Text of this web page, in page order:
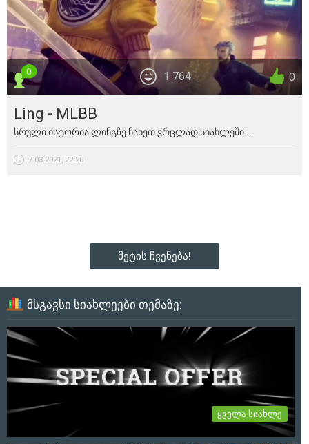
0
1 764
0
Ling - MLBB
სრული ისტორია ლინგზე ნახეთ ვრცლად სიახლეში ...
7-03-2021, 22:20
მეტის ჩვენება!
მსგავსი სიახლეები თემაზე:
ყველა სიახლე